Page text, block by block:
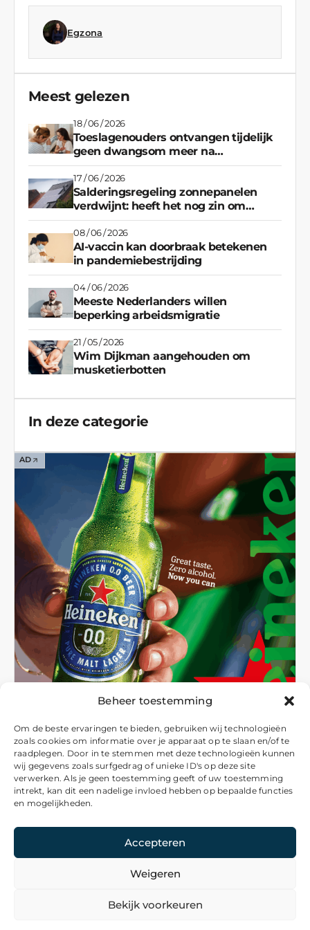
Beheer toestemming
Om de beste ervaringen te bieden, gebruiken wij technologieën
zoals cookies om informatie over je apparaat op te slaan en/of te
raadplegen. Door in te stemmen met deze technologieën kunnen
wij gegevens zoals surfgedrag of unieke ID's op deze site
verwerken. Als je geen toestemming geeft of uw toestemming
intrekt, kan dit een nadelige invloed hebben op bepaalde functies
en mogelijkheden.
Accepteren
Weigeren
Bekijk voorkeuren
Egzona
Meest gelezen
18 / 06 / 2026
Toeslagenouders ontvangen tijdelijk
geen dwangsom meer na
vastgelopen regeling
17 / 06 / 2026
Salderingsregeling zonnepanelen
verdwijnt: heeft het nog zin om
stroom terug te leveren?
08 / 06 / 2026
AI-vaccin kan doorbraak betekenen
in pandemiebestrijding
04 / 06 / 2026
Meeste Nederlanders willen
beperking arbeidsmigratie
21 / 05 / 2026
Wim Dijkman aangehouden om
musketierbotten
In deze categorie
AD
Algemene voorwaarden